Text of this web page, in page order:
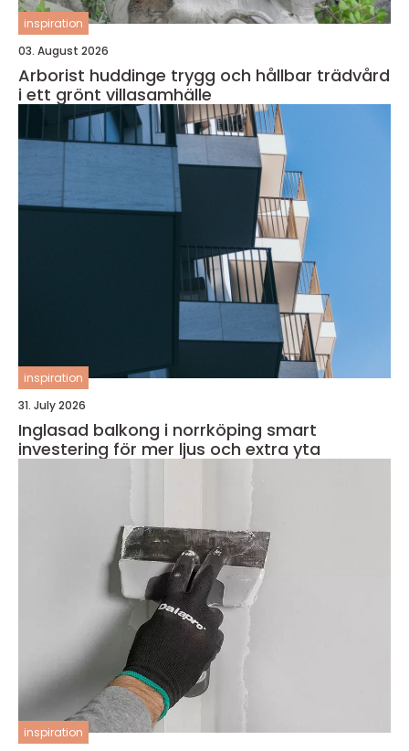
inspiration
03. August 2026
Arborist huddinge trygg och hållbar trädvård
i ett grönt villasamhälle
inspiration
31. July 2026
Inglasad balkong i norrköping smart
investering för mer ljus och extra yta
inspiration